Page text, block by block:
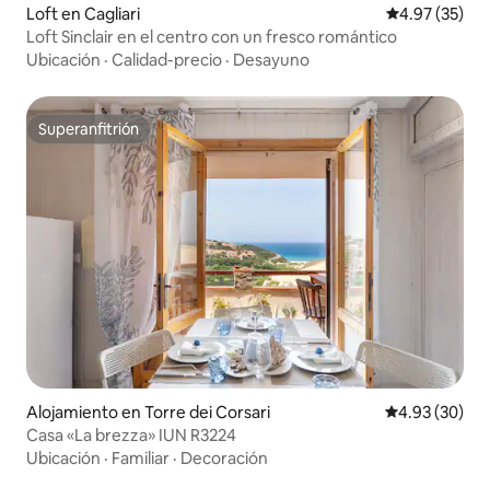
Loft en Cagliari Calificación
4.97 (35)
Loft Sinclair en el centro con un fresco romántico
Ubicación · Calidad-precio · Desayuno
Superanfitrión
Superanfitrión
Alojamiento en Torre dei Corsari Calificación
4.93 (30)
Casa «La brezza» IUN R3224
Ubicación · Familiar · Decoración